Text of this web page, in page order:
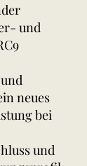
und
neues
bei
und